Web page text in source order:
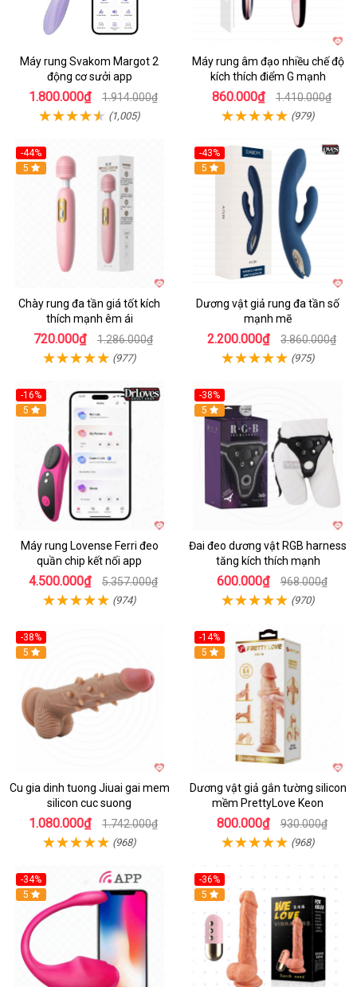
Máy rung Svakom Margot 2
động cơ sưởi app
1.800.000₫ 1.914.000₫
(1,005)
Máy rung âm đạo nhiều chế độ
kích thích điểm G mạnh
860.000₫ 1.410.000₫
(979)
-44%
Hot
5
Chày rung đa tần giá tốt kích
thích mạnh êm ái
720.000₫ 1.286.000₫
(977)
-43%
Hot
5
Dương vật giả rung đa tần số
mạnh mẽ
2.200.000₫ 3.860.000₫
(975)
-16%
Hot
5
Máy rung Lovense Ferri đeo
quần chip kết nối app
4.500.000₫ 5.357.000₫
(974)
-38%
Hot
5
Đai đeo dương vật RGB harness
tăng kích thích mạnh
600.000₫ 968.000₫
(970)
-38%
5
Cu gia dinh tuong Jiuai gai mem
silicon cuc suong
1.080.000₫ 1.742.000₫
(968)
-14%
5
Dương vật giả gắn tường silicon
mềm PrettyLove Keon
800.000₫ 930.000₫
(968)
-34%
5
-36%
5